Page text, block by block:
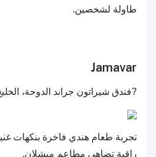
طاولة لشخصين.
Jamavar
?فندق شيراتون جراند الدوحة،
تجربة طعام هندي فاخرة بنكهات
راقية تضاهي مطاعم ميشلان.